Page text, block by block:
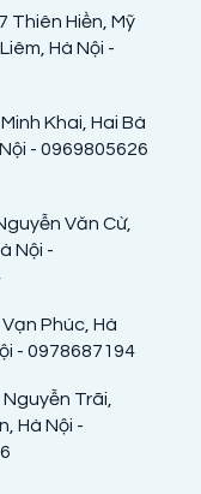
Thiên Hiền, Mỹ
Hà Nội -
Khai, Hai Bà
- 0969805626
Văn Cừ,
Nội -
Phúc, Hà
- 0978687194
Trãi,
Hà Nội -